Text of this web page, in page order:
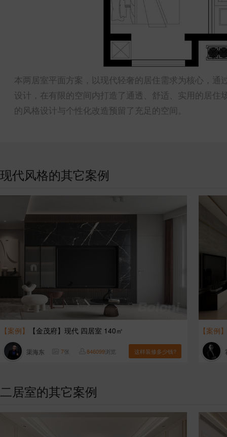
本两居室平面方案，以现代轻奢的居住需求为核心，
设计，在有限的空间内打造了通透、舒适、实用的居
的风格设计与个性化改造预留了充足的空间。
现代风格的其它案例
【案例】 【金茂府】现代 四居室 140㎡
渠海东 7张 846099浏览 这样装修多少钱?
【案例】
二居室的其它案例